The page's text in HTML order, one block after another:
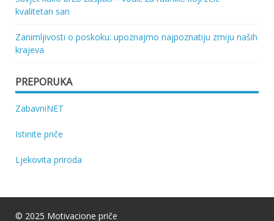
kvalitetan san
Zanimljivosti o poskoku: upoznajmo najpoznatiju zmiju naših
krajeva
PREPORUKA
ZabavniNET
Istinite priče
Ljekovita priroda
© 2025 Motivacione priče